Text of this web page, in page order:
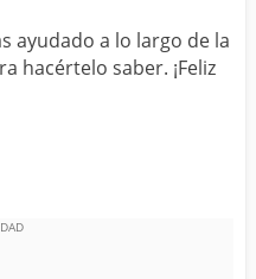
PRIMO
ayudado a lo largo de la
hacértelo saber. ¡Feliz